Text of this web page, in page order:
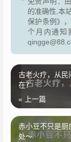
的准确性,本
保护条例》
个月内通知
古老火疗，从
在？
« 上一篇
赤小豆不只是
处～